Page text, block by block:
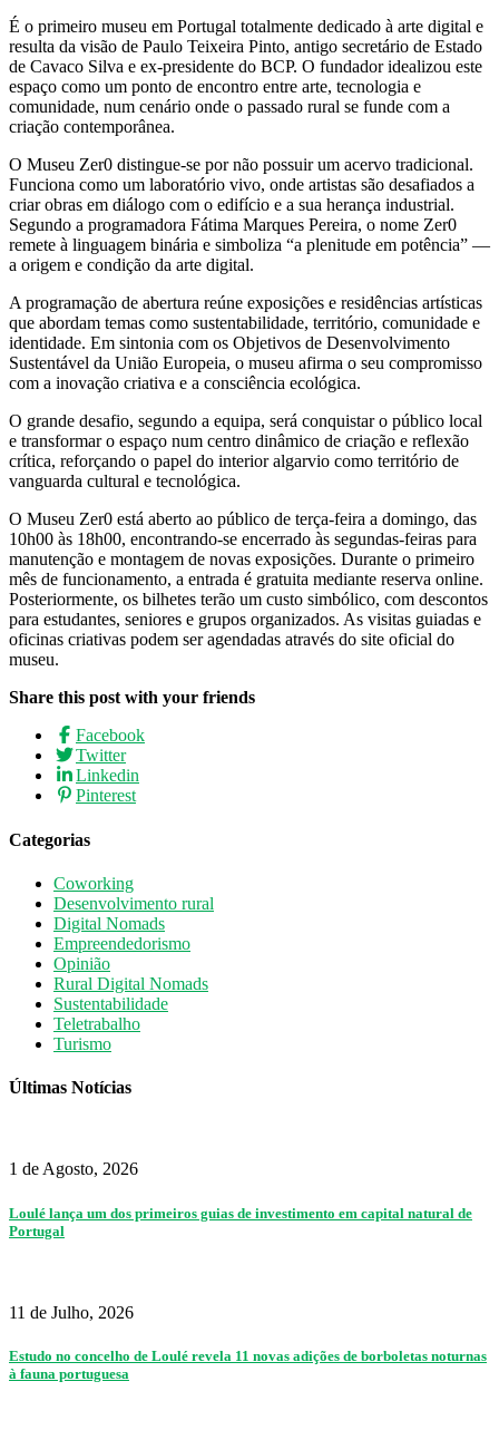
É o primeiro museu em Portugal totalmente dedicado à arte digital e
resulta da visão de Paulo Teixeira Pinto, antigo secretário de Estado
de Cavaco Silva e ex-presidente do BCP. O fundador idealizou este
espaço como um ponto de encontro entre arte, tecnologia e
comunidade, num cenário onde o passado rural se funde com a
criação contemporânea.
O Museu Zer0 distingue-se por não possuir um acervo tradicional.
Funciona como um laboratório vivo, onde artistas são desafiados a
criar obras em diálogo com o edifício e a sua herança industrial.
Segundo a programadora Fátima Marques Pereira, o nome Zer0
remete à linguagem binária e simboliza “a plenitude em potência” —
a origem e condição da arte digital.
A programação de abertura reúne exposições e residências artísticas
que abordam temas como sustentabilidade, território, comunidade e
identidade. Em sintonia com os Objetivos de Desenvolvimento
Sustentável da União Europeia, o museu afirma o seu compromisso
com a inovação criativa e a consciência ecológica.
O grande desafio, segundo a equipa, será conquistar o público local
e transformar o espaço num centro dinâmico de criação e reflexão
crítica, reforçando o papel do interior algarvio como território de
vanguarda cultural e tecnológica.
O Museu Zer0 está aberto ao público de terça-feira a domingo, das
10h00 às 18h00, encontrando-se encerrado às segundas-feiras para
manutenção e montagem de novas exposições. Durante o primeiro
mês de funcionamento, a entrada é gratuita mediante reserva online.
Posteriormente, os bilhetes terão um custo simbólico, com descontos
para estudantes, seniores e grupos organizados. As visitas guiadas e
oficinas criativas podem ser agendadas através do site oficial do
museu.
Share this post with your friends
Facebook
Twitter
Linkedin
Pinterest
Categorias
Coworking
Desenvolvimento rural
Digital Nomads
Empreendedorismo
Opinião
Rural Digital Nomads
Sustentabilidade
Teletrabalho
Turismo
Últimas Notícias
1 de Agosto, 2026
Loulé lança um dos primeiros guias de investimento em capital natural de
Portugal
11 de Julho, 2026
Estudo no concelho de Loulé revela 11 novas adições de borboletas noturnas
à fauna portuguesa